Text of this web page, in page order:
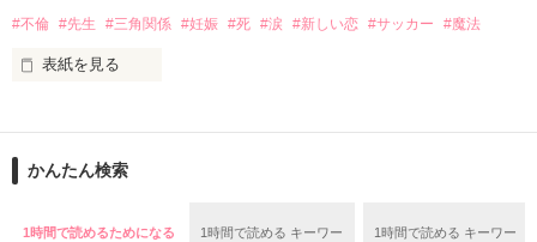
#不倫 #先生 #三角関係 #妊娠 #死 #涙 #新しい恋 #サッカー #魔法
表紙を見る
泣かせてばかりで…ゴメン…」
ユウは悲しく微笑む・・・・
かんたん検索
1時間で読めるためになる
1時間で読める キーワー
1時間で読める キーワー